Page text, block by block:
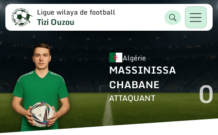
Ligue wilaya de football
Tizi Ouzou
Algérie
MASSINISSA
CHABANE
ATTAQUANT 0